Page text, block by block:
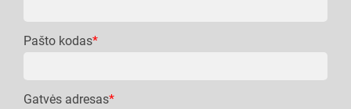
Pašto kodas*
Gatvės adresas*